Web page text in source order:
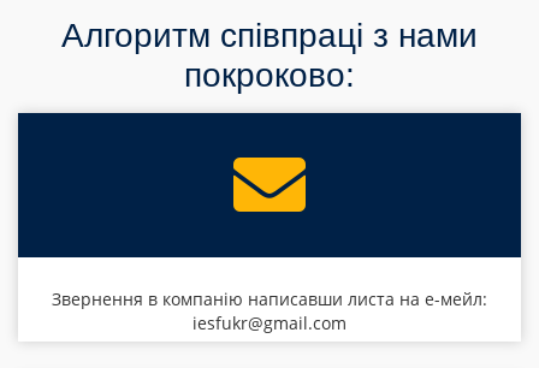
Алгоритм співпраці з нами
покроково:
Звернення в компанію написавши листа на е-мейл:
iesfukr@gmail.com